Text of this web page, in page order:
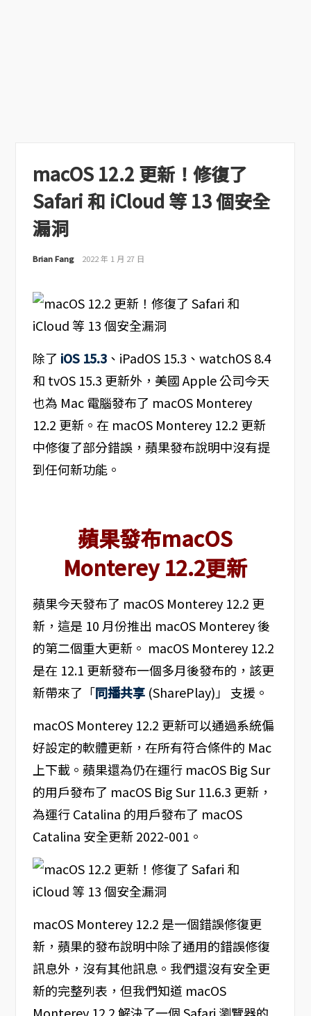
macOS 12.2 更新！修復了
Safari 和 iCloud 等 13 個安全
漏洞
Brian Fang 2022 年 1 月 27 日
除了 iOS 15.3、iPadOS 15.3、watchOS 8.4
和 tvOS 15.3 更新外，美國 Apple 公司今天
也為 Mac 電腦發布了 macOS Monterey
12.2 更新。在 macOS Monterey 12.2 更新
中修復了部分錯誤，蘋果發布說明中沒有提
到任何新功能。
蘋果發布macOS
Monterey 12.2更新
蘋果今天發布了 macOS Monterey 12.2 更
新，這是 10 月份推出 macOS Monterey 後
的第二個重大更新。 macOS Monterey 12.2
是在 12.1 更新發布一個多月後發布的，該更
新帶來了「同播共享(SharePlay)」 支援。
macOS Monterey 12.2 更新可以通過系統偏
好設定的軟體更新，在所有符合條件的 Mac
上下載。蘋果還為仍在運行 macOS Big Sur
的用戶發布了 macOS Big Sur 11.6.3 更新，
為運行 Catalina 的用戶發布了 macOS
Catalina 安全更新 2022-001。
macOS Monterey 12.2 是一個錯誤修復更
新，蘋果的發布說明中除了通用的錯誤修復
訊息外，沒有其他訊息。我們還沒有安全更
新的完整列表，但我們知道 macOS